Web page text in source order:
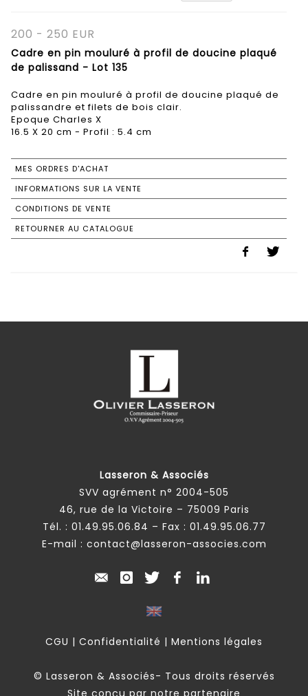
200 - 250 EUR
Cadre en pin mouluré à profil de doucine plaqué
de palissand - Lot 135
Cadre en pin mouluré à profil de doucine plaqué de
palissandre et filets de bois clair.
Epoque Charles X
16.5 X 20 cm - Profil : 5.4 cm
MES ORDRES D'ACHAT
INFORMATIONS SUR LA VENTE
CONDITIONS DE VENTE
RETOURNER AU CATALOGUE
Lasseron & Associés
SVV agrément n° 2004-505
46, rue de la Victoire – 75009 Paris
Tél. : 01.49.95.06.84 – Fax : 01.49.95.06.77
E-mail : contact@lasseron-associes.com
CGU | Confidentialité | Mentions légales
© Lasseron & Associés- Tous droits réservés
Site conçu par notre partenaire